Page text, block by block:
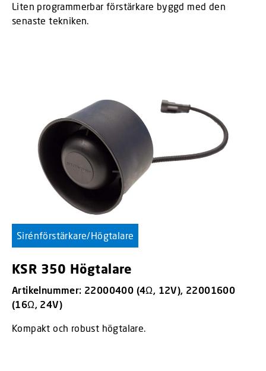
Liten programmerbar förstärkare byggd med den
senaste tekniken.
Sirénförstärkare/Högtalare
KSR 350 Högtalare
Artikelnummer: 22000400 (4Ω, 12V), 22001600
(16Ω, 24V)
Kompakt och robust högtalare.